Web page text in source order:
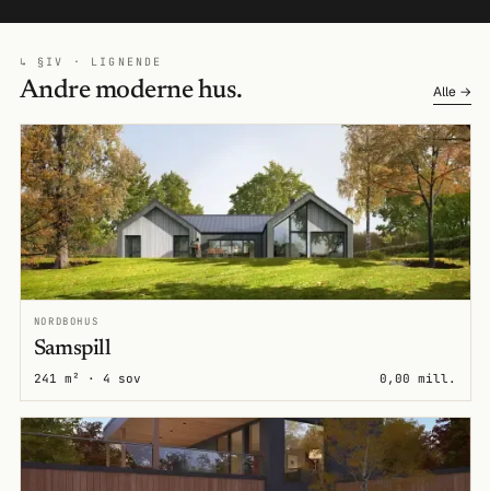
↳ §IV · LIGNENDE
Andre moderne hus. Alle →
NORDBOHUS
Samspill
241 m² · 4 sov 0,00 mill.